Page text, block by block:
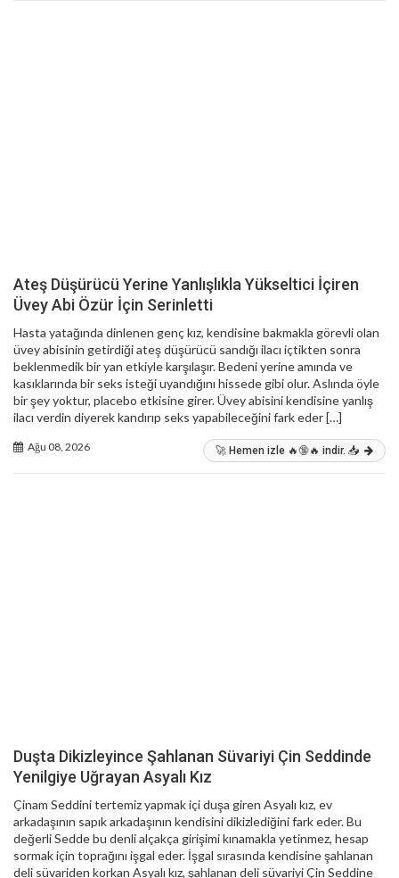
Ateş Düşürücü Yerine Yanlışlıkla Yükseltici İçiren
Üvey Abi Özür İçin Serinletti
Hasta yatağında dinlenen genç kız, kendisine bakmakla görevli olan
üvey abisinin getirdiği ateş düşürücü sandığı ilacı içtikten sonra
beklenmedik bir yan etkiyle karşılaşır. Bedeni yerine amında ve
kasıklarında bir seks isteği uyandığını hissede gibi olur. Aslında öyle
bir şey yoktur, placebo etkisine girer. Üvey abisini kendisine yanlış
ilacı verdin diyerek kandırıp seks yapabileceğini fark eder […]
Ağu 08, 2026 🚀 Hemen izle 🔥🔞🔥 indir. 📥
Duşta Dikizleyince Şahlanan Süvariyi Çin Seddinde
Yenilgiye Uğrayan Asyalı Kız
Çinam Seddini tertemiz yapmak içi duşa giren Asyalı kız, ev
arkadaşının sapık arkadaşının kendisini dikizlediğini fark eder. Bu
değerli Sedde bu denli alçakça girişimi kınamakla yetinmez, hesap
sormak için toprağını işgal eder. İşgal sırasında kendisine şahlanan
deli süvariden korkan Asyalı kız, şahlanan deli süvariyi Çin Seddine